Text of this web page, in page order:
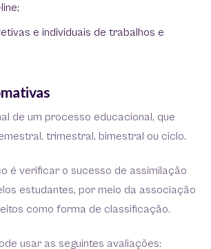
e individuais de trabalhos e
de um processo educacional, que
trimestral, bimestral ou ciclo.
é verificar o sucesso de assimilação
estudantes, por meio da associação
como forma de classificação.
usar as seguintes avaliações: